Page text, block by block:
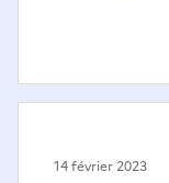
14 février 2023